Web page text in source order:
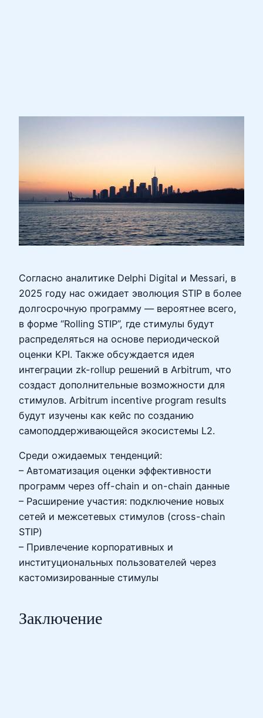
Согласно аналитике Delphi Digital и Messari, в
2025 году нас ожидает эволюция STIP в более
долгосрочную программу — вероятнее всего,
в форме “Rolling STIP”, где стимулы будут
распределяться на основе периодической
оценки KPI. Также обсуждается идея
интеграции zk-rollup решений в Arbitrum, что
создаст дополнительные возможности для
стимулов. Arbitrum incentive program results
будут изучены как кейс по созданию
самоподдерживающейся экосистемы L2.
Среди ожидаемых тенденций:
– Автоматизация оценки эффективности
программ через off-chain и on-chain данные
– Расширение участия: подключение новых
сетей и межсетевых стимулов (cross-chain
STIP)
– Привлечение корпоративных и
институциональных пользователей через
кастомизированные стимулы
Заключение